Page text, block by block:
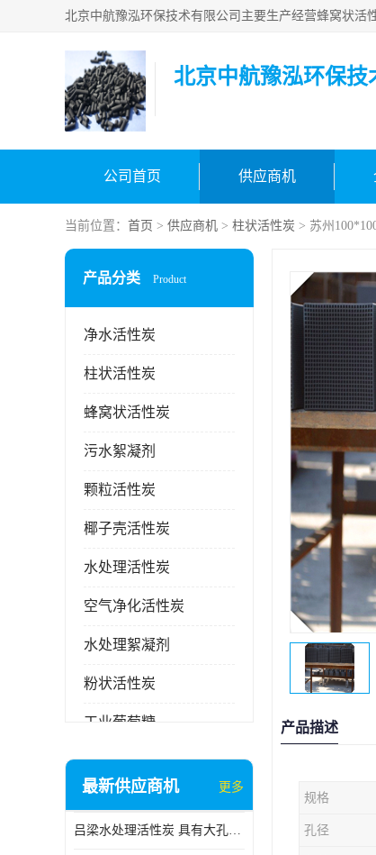
北京中航豫泓环保技
公司首页 供应商机
当前位置： 首页 > 供应商机 > 柱状活性炭 > 苏州
产品分类 Product
净水活性炭
柱状活性炭
蜂窝状活性炭
污水絮凝剂
颗粒活性炭
椰子壳活性炭
水处理活性炭
空气净化活性炭
水处理絮凝剂
粉状活性炭
工业葡萄糖
废气处理活性炭
块状活性炭
最新供应商机 更多
吕梁水处理活性炭 具有大孔结构 适用于多种水处理工艺和需求
产品描述
规格
孔径